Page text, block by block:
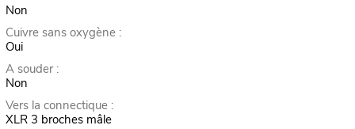
Non
Cuivre sans oxygène :
Oui
A souder :
Non
Vers la connectique :
XLR 3 broches mâle